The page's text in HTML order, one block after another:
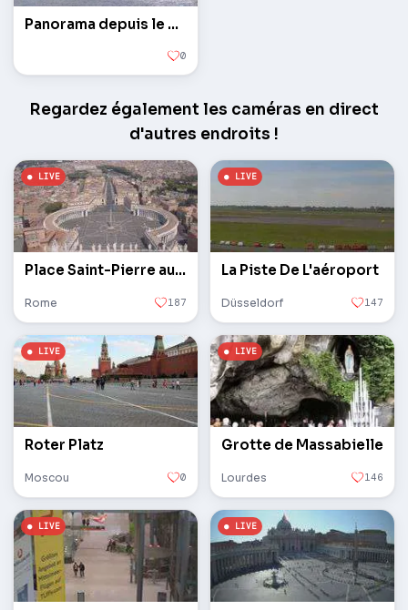
Panorama depuis le camping Sikat
0
Regardez également les caméras en direct
d'autres endroits !
Place Saint-Pierre au Vatican
Rome 187
La Piste De L'aéroport
Düsseldorf 147
Roter Platz
Moscou 0
Grotte de Massabielle
Lourdes 146